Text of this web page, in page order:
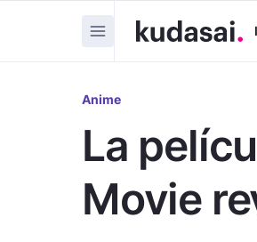
Anime
La
Movie